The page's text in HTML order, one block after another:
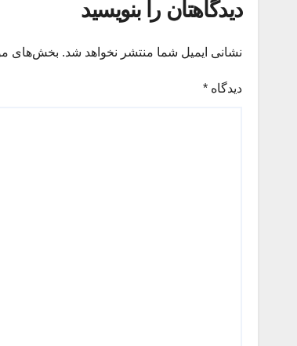
دیدگاهتان را بنویسید
نشانی ایمیل شما منتشر نخواهد شد. بخش‌های
دیدگاه *